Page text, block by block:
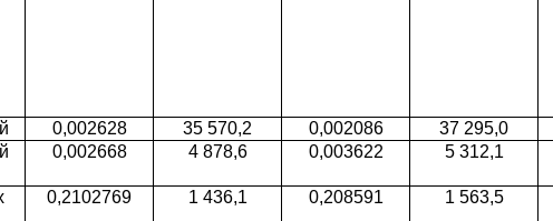
0,002628 35 570,2 0,002086 37 295,0
0,002668 4 878,6 0,003622 5 312,1
0,2102769 1 436,1 0,208591 1 563,5